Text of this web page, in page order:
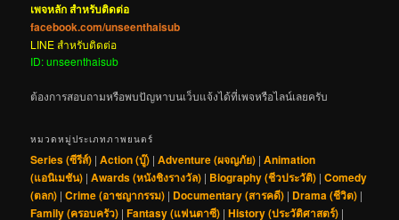
เพจหลัก สำหรับติดต่อ
facebook.com/unseenthaisub
LINE สำหรับติดต่อ
ID: unseenthaisub
ต้องการสอบถามหรือพบปัญหาบนเว็บแจ้งได้ที่เพจหรือไลน์เลยครับ
หมวดหมู่ประเภทภาพยนตร์
Series (ซีรีส์) |Action (บู๊) |Adventure (ผจญภัย) |Animation
(แอนิเมชัน) |Awards (หนังชิงรางวัล) | Biography (ชีวประวัติ) |Comedy
(ตลก) |Crime (อาชญากรรม) | Documentary (สารคดี) | Drama (ชีวิต) |
Family (ครอบครัว) |Fantasy (แฟนตาซี) |History (ประวัติศาสตร์) |